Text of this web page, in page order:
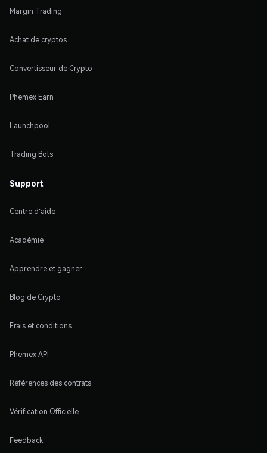
Margin Trading
Achat de cryptos
Convertisseur de Crypto
Phemex Earn
Launchpool
Trading Bots
Support
Centre d'aide
Académie
Apprendre et gagner
Blog de Crypto
Frais et conditions
Phemex API
Références des contrats
Vérification Officielle
Feedback